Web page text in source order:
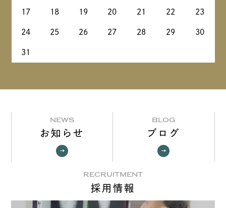
17 18 19 20 21 22 23
24 25 26 27 28 29 30
31
NEWS
お知らせ
BLOG
ブログ
RECRUITMENT
採用情報